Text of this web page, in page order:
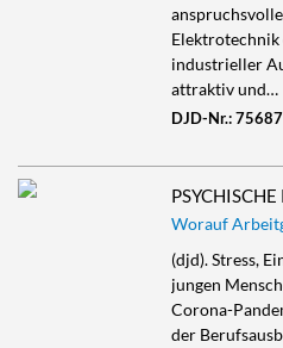
Elektrotechnik
industrieller
attraktiv und…
DJD-Nr.: 75687
Worauf
(djd). Stress,
jungen
Corona-
der